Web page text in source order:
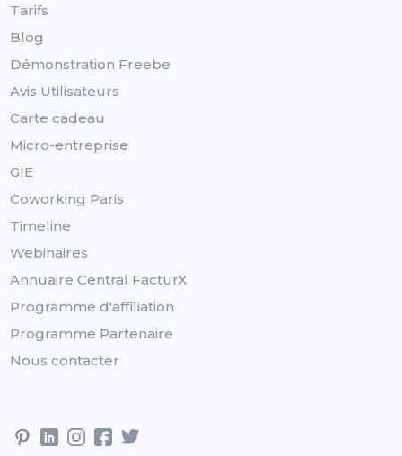
Tarifs
Blog
Démonstration Freebe
Avis Utilisateurs
Carte cadeau
Micro-entreprise
GIE
Coworking Paris
Timeline
Webinaires
Annuaire Central FacturX
Programme d'affiliation
Programme Partenaire
Nous contacter